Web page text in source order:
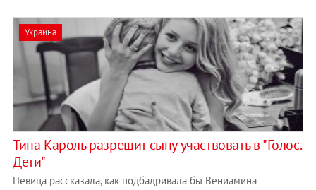
Украина
Тина Кароль разрешит сыну участвовать в "Голос.
Дети"
Певица рассказала, как подбадривала бы Вениамина